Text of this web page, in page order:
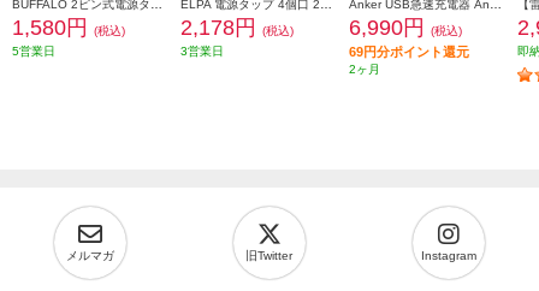
1,580円
(税込)
5営業日
2,178円
(税込)
3営業日
6,990円 (税込)
69円分ポイント還元
2ヶ月
即
メルマガ 旧Twitter Instagram